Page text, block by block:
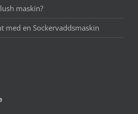
maskin?
med en Sockervaddsmaskin